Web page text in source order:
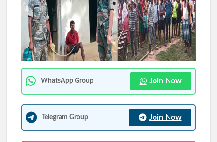
रांची में निकली भव्य तिरंगा यात्रा, मोरहाबादी से अल्बर्ट एक्का चौक तक गूंजा
राष्ट्रभक्ति का संदेश
JPSC-JSSC परीक्षा प्रणाली में सुधार को लेकर छात्रों का आंदोलन जारी,
WhatsApp Group Join Now
Telegram Group Join Now